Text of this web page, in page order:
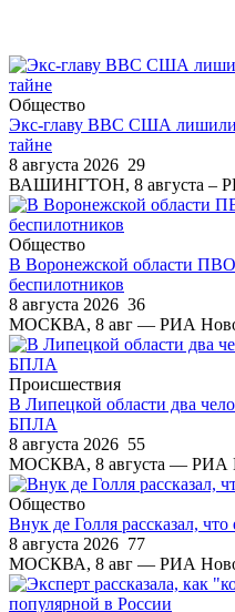
Общество
Экс-главу ВВС США лишили
тайне
8 августа 2026 29
ВАШИНГТОН, 8 августа –
Общество
В Воронежской области
беспилотников
8 августа 2026 36
МОСКВА, 8 авг — РИА
Происшествия
В Липецкой области два
БПЛА
8 августа 2026 55
МОСКВА, 8 августа — РИА
Общество
Внук де Голля рассказал,
8 августа 2026 77
МОСКВА, 8 авг — РИА